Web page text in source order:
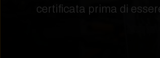
certificata prima di